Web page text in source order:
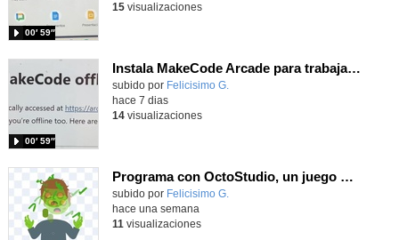
00′ 59″
15visualizaciones
Instala MakeCode Arcade para trabajar offline en tu tablet, ordenador, Chromebook
Contenido educativo.
subido por Felicisimo G.
00′ 59″
hace 7 dias
14visualizaciones
Programa con OctoStudio, un juego homenajeando al House of the dead con Zombies
Contenido educativo.
subido por Felicisimo G.
hace una semana
11 visualizaciones